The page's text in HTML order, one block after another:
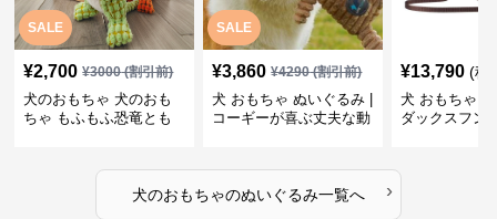
SALE
¥2,700 ¥3000(割引前)
犬のおもちゃ 犬のおも
ちゃ もふもふ恐竜とも
SALE
¥3,860 ¥4290(割引前)
犬 おもちゃ ぬいぐるみ |
コーギーが喜ぶ丈夫な動
¥13,790 (税
犬 おもちゃ
ダックスフン
犬のおもちゃのぬいぐるみ一覧へ ›